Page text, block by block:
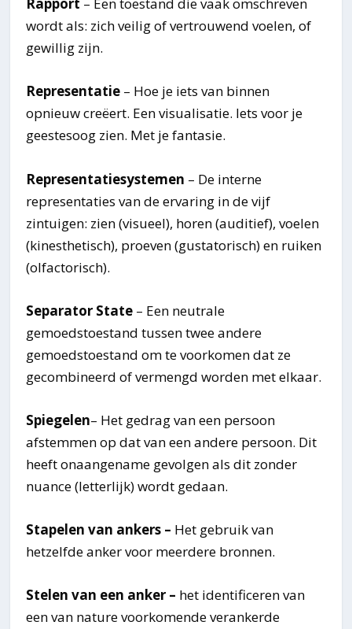
Rapport – Een toestand die vaak omschreven
wordt als: zich veilig of vertrouwend voelen, of
gewillig zijn.
Representatie – Hoe je iets van binnen
opnieuw creëert. Een visualisatie. Iets voor je
geestesoog zien. Met je fantasie.
Representatiesystemen – De interne
representaties van de ervaring in de vijf
zintuigen: zien (visueel), horen (auditief), voelen
(kinesthetisch), proeven (gustatorisch) en ruiken
(olfactorisch).
Separator State – Een neutrale
gemoedstoestand tussen twee andere
gemoedstoestand om te voorkomen dat ze
gecombineerd of vermengd worden met elkaar.
Spiegelen– Het gedrag van een persoon
afstemmen op dat van een andere persoon. Dit
heeft onaangename gevolgen als dit zonder
nuance (letterlijk) wordt gedaan.
Stapelen van ankers – Het gebruik van
hetzelfde anker voor meerdere bronnen.
Stelen van een anker – het identificeren van
een van nature voorkomende verankerde